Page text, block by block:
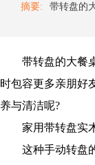
摘要:
带转盘的大餐桌
时包容更多亲朋好
养与清洁呢?
家用带转盘实
这种手动转盘的